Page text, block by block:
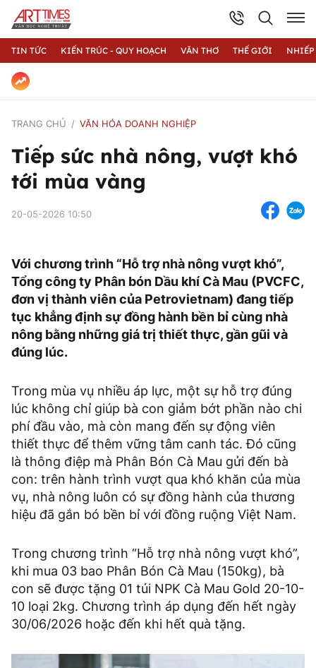
TIN TỨC KIẾN TRÚC - QUY HOẠCH VĂN THƠ THẾ GIỚI
TRANG CHỦ VĂN HÓA DOANH NGHIỆP
Tiếp sức nhà nông, vượt khó
tới mùa vàng
20-05-2026 10:50
Với chương trình “Hỗ trợ nhà nông vượt khó”,
Tổng công ty Phân bón Dầu khí Cà Mau (PVCFC,
đơn vị thành viên của Petrovietnam) đang tiếp
tục khẳng định sự đồng hành bền bỉ cùng nhà
nông bằng những giá trị thiết thực, gần gũi và
đúng lúc.
Trong mùa vụ nhiều áp lực, một sự hỗ trợ đúng
lúc không chỉ giúp bà con giảm bớt phần nào chi
phí đầu vào, mà còn mang đến sự động viên
thiết thực để thêm vững tâm canh tác. Đó cũng
là thông điệp mà Phân Bón Cà Mau gửi đến bà
con: trên hành trình vượt qua khó khăn của mùa
vụ, nhà nông luôn có sự đồng hành của thương
hiệu đã gắn bó bền bỉ với đồng ruộng Việt Nam.
Trong chương trình “Hỗ trợ nhà nông vượt khó”,
khi mua 03 bao Phân Bón Cà Mau (150kg), bà
con sẽ được tặng 01 túi NPK Cà Mau Gold 20-10-
10 loại 2kg. Chương trình áp dụng đến hết ngày
30/06/2026 hoặc đến khi hết quà tặng.